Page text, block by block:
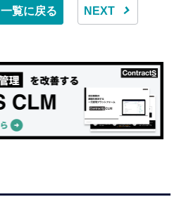
一覧に戻る NEXT